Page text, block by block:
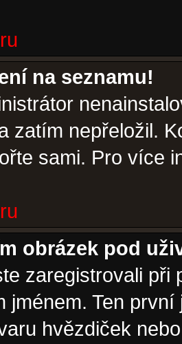
na seznamu!
zatím nepřeložil.
sami. Pro více
obrázek pod
zaregistrovali
jménem. Ten
hvězdiček